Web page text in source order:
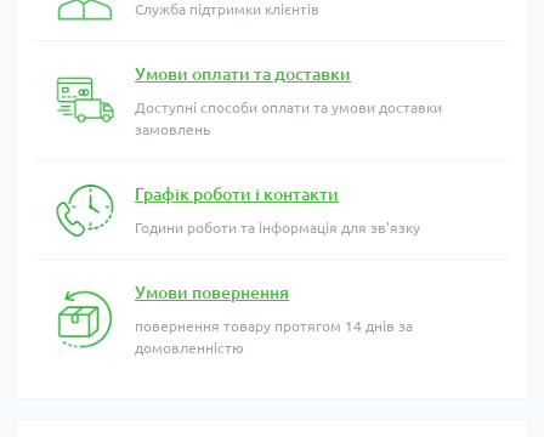
Служба підтримки клієнтів
Умови оплати та доставки
Доступні способи оплати та умови доставки
замовлень
Графік роботи і контакти
Години роботи та інформація для зв'язку
Умови повернення
повернення товару протягом 14 днів за
домовленністю